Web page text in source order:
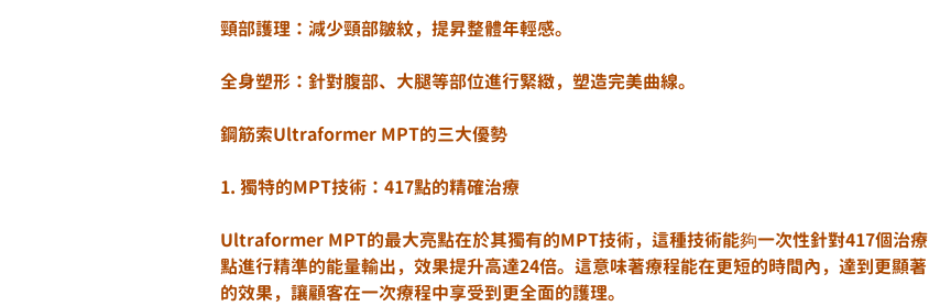
頸部護理：減少頸部皺紋，提昇整體年輕感。
全身塑形：針對腹部、大腿等部位進行緊緻，塑造完美曲線。
鋼筋索Ultraformer MPT的三大優勢
1. 獨特的MPT技術：417點的精確治療
Ultraformer MPT的最大亮點在於其獨有的MPT技術，這種技術能夠一次性針對417個治療
點進行精準的能量輸出，效果提升高達24倍。這意味著療程能在更短的時間內，達到更顯著
的效果，讓顧客在一次療程中享受到更全面的護理。